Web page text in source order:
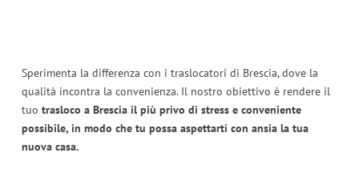
Sperimenta la differenza con i traslocatori di Brescia, dove la
qualità incontra la convenienza. Il nostro obiettivo è rendere il
tuo trasloco a Brescia il più privo di stress e conveniente
possibile, in modo che tu possa aspettarti con ansia la tua
nuova casa.